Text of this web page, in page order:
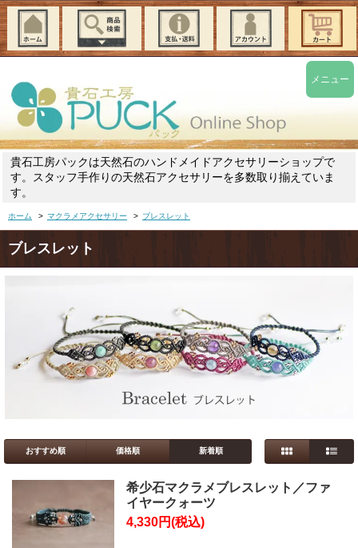
貴石工房パックは天然石のハンドメイドアクセサリーショップで
す。スタッフ手作りの天然石アクセサリーを多数取り揃えていま
す。
ホーム > マクラメアクセサリー > ブレスレット
ブレスレット
おすすめ順 価格順 新着順
希少石マクラメブレスレット／ファ
イヤークォーツ
4,330円(税込)
メニュー